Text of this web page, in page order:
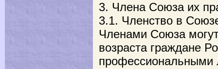
3. Члена Союза их
3.1. Членство в
Членами Союза
возраста граждане
профессиональными